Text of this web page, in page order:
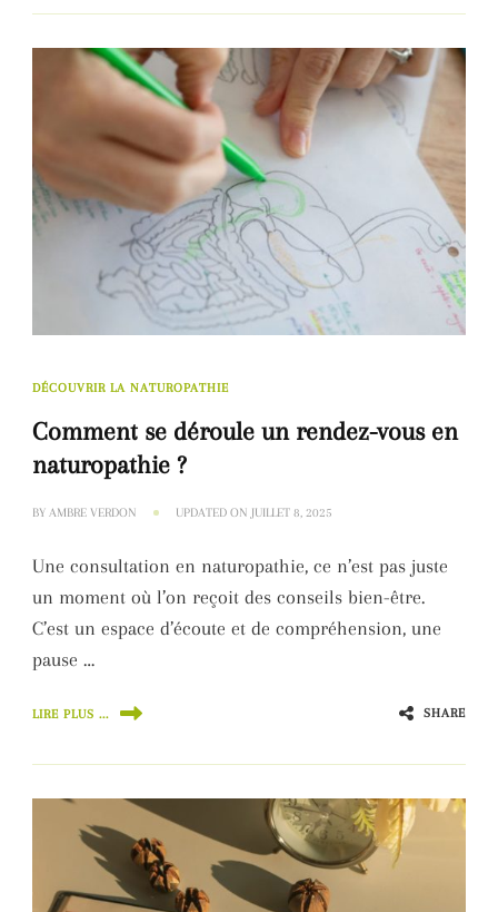
DÉCOUVRIR LA NATUROPATHIE
Comment se déroule un rendez-vous en
naturopathie ?
BY AMBRE VERDON UPDATED ON JUILLET 8, 2025
Une consultation en naturopathie, ce n’est pas juste
un moment où l’on reçoit des conseils bien-être.
C’est un espace d’écoute et de compréhension, une
pause …
LIRE PLUS ... SHARE